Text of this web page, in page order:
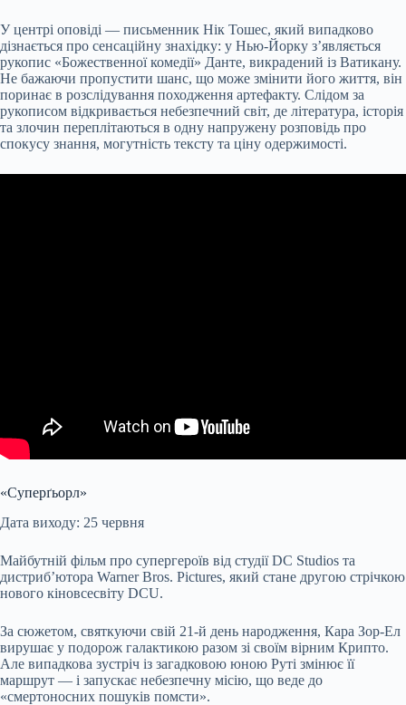
У центрі оповіді — письменник Нік Тошес, який випадково
дізнається про сенсаційну знахідку: у Нью-Йорку з’являється
рукопис «Божественної комедії» Данте, викрадений із Ватикану.
Не бажаючи пропустити шанс, що може змінити його життя, він
поринає в розслідування походження артефакту. Слідом за
рукописом відкривається небезпечний світ, де література, історія
та злочин переплітаються в одну напружену розповідь про
спокусу знання, могутність тексту та ціну одержимості.
«Суперґьорл»
Дата виходу: 25 червня
Майбутній фільм про супергероїв від студії DC Studios та
дистриб’ютора Warner Bros. Pictures, який стане другою стрічкою
нового кіновсесвіту DCU.
За сюжетом, святкуючи свій 21-й день народження, Кара Зор-Ел
вирушає у подорож галактикою разом зі своїм вірним Крипто.
Але випадкова зустріч із загадковою юною Руті змінює її
маршрут — і запускає небезпечну місію, що веде до
«смертоносних пошуків помсти».